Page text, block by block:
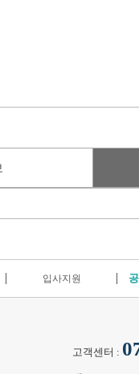
입사지원
고객센터 :